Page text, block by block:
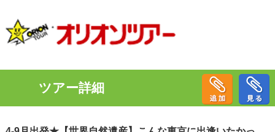
ツアー詳細